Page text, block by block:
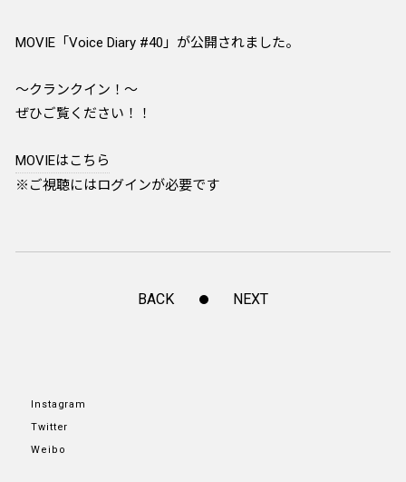
MOVIE「Voice Diary #40」が公開されました。
～クランクイン！～
ぜひご覧ください！！
MOVIEはこちら
※ご視聴にはログインが必要です
BACK NEXT
Instagram
Twitter
Weibo